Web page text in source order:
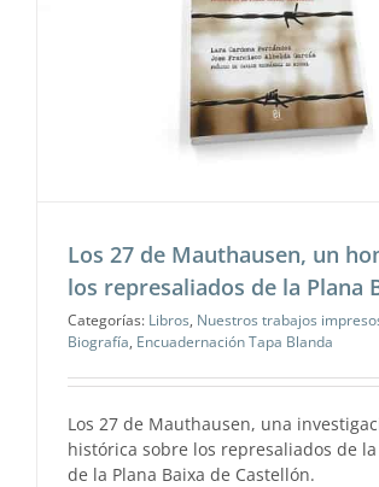
Los 27 de Mauthausen, un
los represaliados de la Plana
Categorías: Libros, Nuestros trabajos
Biografía, Encuadernación Tapa Blanda
Los 27 de Mauthausen, una
histórica sobre los represaliados de
de la Plana Baixa de Castellón.